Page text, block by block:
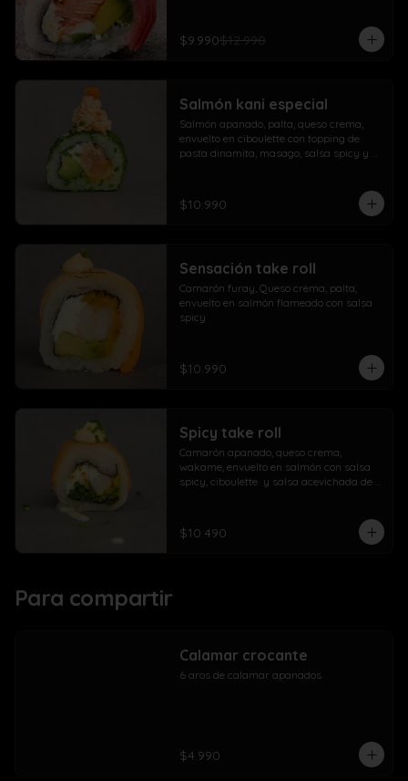
$9.990$12.990
Salmón kani especial
Salmón apanado, palta, queso crema,
envuelto en ciboulette con topping de
pasta dinamita, masago, salsa spicy y
$10.990
Sensación take roll
Camarón furay, Queso crema, palta,
envuelto en salmón flameado con salsa
spicy
$10.990
Spicy take roll
Camarón apanado, queso crema,
wakame, envuelto en salmón con salsa
spicy, ciboulette  y salsa acevichada de
$10.490
Para compartir
Calamar crocante
6 aros de calamar apanados
$4.990